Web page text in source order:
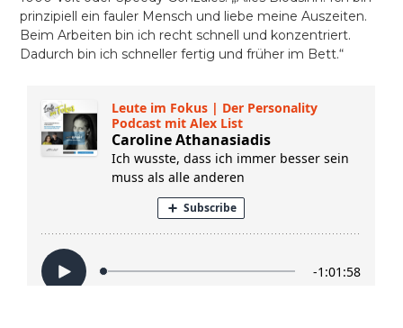
prinzipiell ein fauler Mensch und liebe meine Auszeiten.
Beim Arbeiten bin ich recht schnell und konzentriert.
Dadurch bin ich schneller fertig und früher im Bett.“